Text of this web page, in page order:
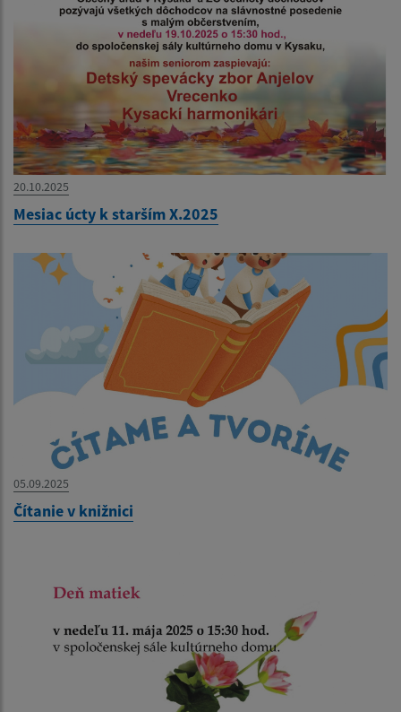
20.10.2025
Mesiac úcty k starším X.2025
05.09.2025
Čítanie v knižnici